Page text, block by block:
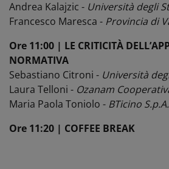
Andrea Kalajzic - Università degli
Francesco Maresca - Provincia di
Ore 11:00 | LE CRITICITÀ
NORMATIVA
Sebastiano Citroni - Università
Laura Telloni - Ozanam
Maria Paola Toniolo - BTicino S.p.A.
Ore 11:20 | COFFEE BREAK